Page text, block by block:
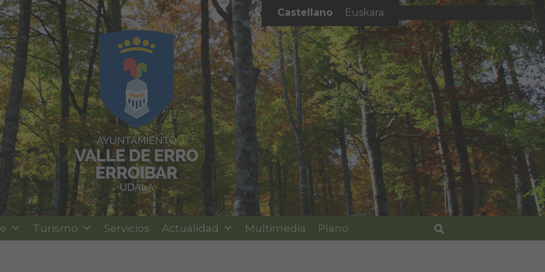
Castellano Euskara
Turismo Servicios Actualidad Multimedia Plano
Buscar